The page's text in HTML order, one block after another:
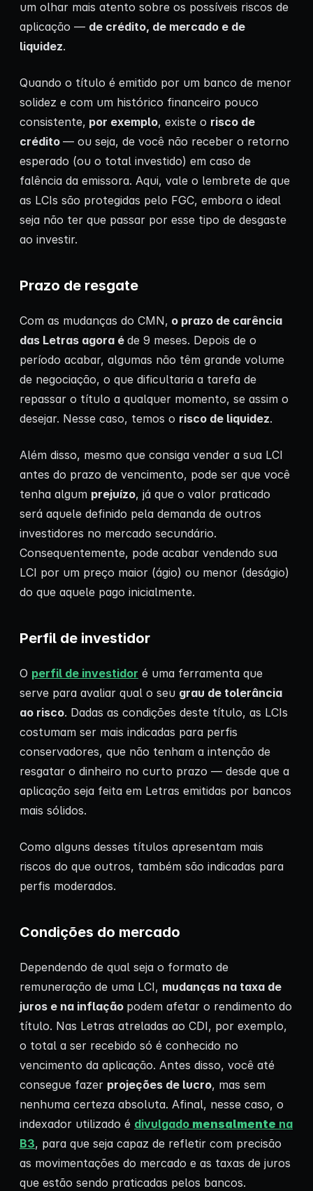
um olhar mais atento sobre os possíveis riscos de
aplicação — de crédito, de mercado e de
liquidez.
Quando o título é emitido por um banco de menor
solidez e com um histórico financeiro pouco
consistente, por exemplo, existe o risco de
crédito — ou seja, de você não receber o retorno
esperado (ou o total investido) em caso de
falência da emissora. Aqui, vale o lembrete de que
as LCIs são protegidas pelo FGC, embora o ideal
seja não ter que passar por esse tipo de desgaste
ao investir.
Prazo de resgate
Com as mudanças do CMN, o prazo de carência
das Letras agora é de 9 meses. Depois de o
período acabar, algumas não têm grande volume
de negociação, o que dificultaria a tarefa de
repassar o título a qualquer momento, se assim o
desejar. Nesse caso, temos o risco de liquidez.
Além disso, mesmo que consiga vender a sua LCI
antes do prazo de vencimento, pode ser que você
tenha algum prejuízo, já que o valor praticado
será aquele definido pela demanda de outros
investidores no mercado secundário.
Consequentemente, pode acabar vendendo sua
LCI por um preço maior (ágio) ou menor (deságio)
do que aquele pago inicialmente.
Perfil de investidor
O perfil de investidor é uma ferramenta que
serve para avaliar qual o seu grau de tolerância
ao risco. Dadas as condições deste título, as LCIs
costumam ser mais indicadas para perfis
conservadores, que não tenham a intenção de
resgatar o dinheiro no curto prazo — desde que a
aplicação seja feita em Letras emitidas por bancos
mais sólidos.
Como alguns desses títulos apresentam mais
riscos do que outros, também são indicadas para
perfis moderados.
Condições do mercado
Dependendo de qual seja o formato de
remuneração de uma LCI, mudanças na taxa de
juros e na inflação podem afetar o rendimento do
título. Nas Letras atreladas ao CDI, por exemplo,
o total a ser recebido só é conhecido no
vencimento da aplicação. Antes disso, você até
consegue fazer projeções de lucro, mas sem
nenhuma certeza absoluta. Afinal, nesse caso, o
indexador utilizado é divulgado mensalmente na
B3, para que seja capaz de refletir com precisão
as movimentações do mercado e as taxas de juros
que estão sendo praticadas pelos bancos.